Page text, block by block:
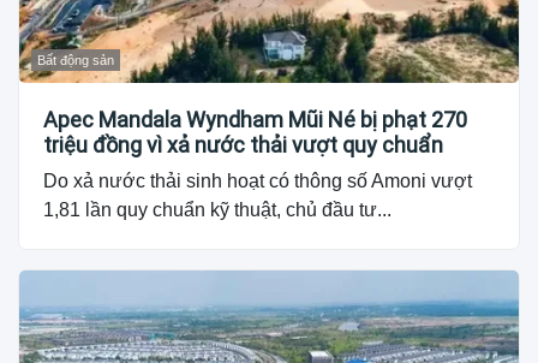
Bất động sản
Apec Mandala Wyndham Mũi Né bị phạt 270
triệu đồng vì xả nước thải vượt quy chuẩn
Do xả nước thải sinh hoạt có thông số Amoni vượt
1,81 lần quy chuẩn kỹ thuật, chủ đầu tư...